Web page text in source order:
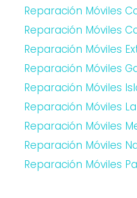
Reparación Móviles
Reparación Móviles
Reparación Móviles
Reparación Móviles
Reparación Móviles
Reparación Móviles
Reparación Móviles
Reparación Móviles
Reparación Móviles